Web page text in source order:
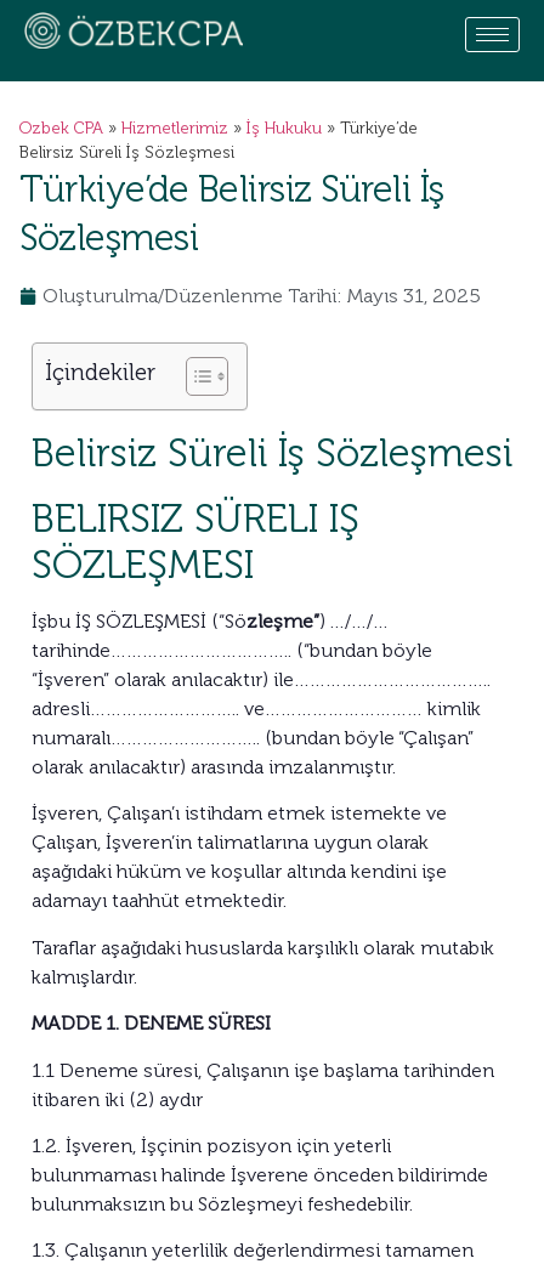
Ozbek CPA » Hizmetlerimiz » İş Hukuku » Türkiye’de
Belirsiz Süreli İş Sözleşmesi
Türkiye’de Belirsiz Süreli İş
Sözleşmesi
Oluşturulma/Düzenlenme Tarihi: Mayıs 31, 2025
İçindekiler
Belirsiz Süreli İş Sözleşmesi
BELIRSIZ SÜRELI IŞ
SÖZLEŞMESI
İşbu İŞ SÖZLEŞMESİ (“Sözleşme”) …/…/…
tarihinde…………………………….. (“bundan böyle
“İşveren” olarak anılacaktır) ile………………………………..
adresli……………………….. ve………………………… kimlik
numaralı……………………….. (bundan böyle “Çalışan”
olarak anılacaktır) arasında imzalanmıştır.
İşveren, Çalışan’ı istihdam etmek istemekte ve
Çalışan, İşveren’in talimatlarına uygun olarak
aşağıdaki hüküm ve koşullar altında kendini işe
adamayı taahhüt etmektedir.
Taraflar aşağıdaki hususlarda karşılıklı olarak mutabık
kalmışlardır.
MADDE 1. DENEME SÜRESI
1.1 Deneme süresi, Çalışanın işe başlama tarihinden
itibaren iki (2) aydır
1.2. İşveren, İşçinin pozisyon için yeterli
bulunmaması halinde İşverene önceden bildirimde
bulunmaksızın bu Sözleşmeyi feshedebilir.
1.3. Çalışanın yeterlilik değerlendirmesi tamamen